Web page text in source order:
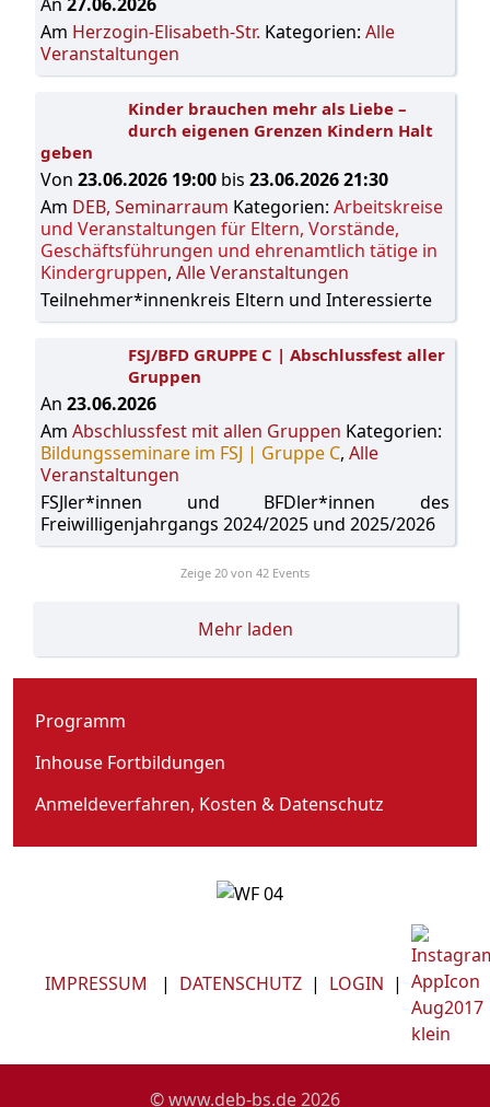
Am Herzogin-Elisabeth-Str. Kategorien: Alle
Veranstaltungen
Kinder brauchen mehr als Liebe –
durch eigenen Grenzen Kindern Halt
geben
Von 23.06.2026 19:00 bis 23.06.2026 21:30
Am DEB, Seminarraum Kategorien: Arbeitskreise
und Veranstaltungen für Eltern, Vorstände,
Geschäftsführungen und ehrenamtlich tätige in
Kindergruppen, Alle Veranstaltungen
Teilnehmer*innenkreis Eltern und Interessierte
FSJ/BFD GRUPPE C | Abschlussfest aller
Gruppen
An 23.06.2026
Am Abschlussfest mit allen Gruppen Kategorien:
Bildungsseminare im FSJ | Gruppe C, Alle
Veranstaltungen
FSJler*innen und BFDler*innen des
Freiwilligenjahrgangs 2024/2025 und 2025/2026
Zeige 20 von 42 Events
Mehr laden
Programm
Inhouse Fortbildungen
Anmeldeverfahren, Kosten & Datenschutz
IMPRESSUM | DATENSCHUTZ| LOGIN |
© www.deb-bs.de 2026